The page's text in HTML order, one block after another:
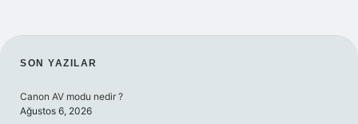
SIDEBAR
SON YAZILAR
Canon AV modu nedir ?
Ağustos 6, 2026